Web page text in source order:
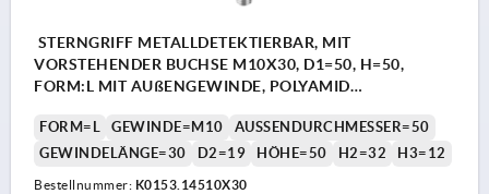
STERNGRIFF METALLDETEKTIERBAR, MIT
VORSTEHENDER BUCHSE M10X30, D1=50, H=50,
FORM:L MIT AUßENGEWINDE, POLYAMID
FORM=L GEWINDE=M10
AUSSENDURCHMESSER=50
GEWINDELÄNGE=30
D2=19 HÖHE=50 H2=32 H3=12
Bestellnummer: K0153.14510X30